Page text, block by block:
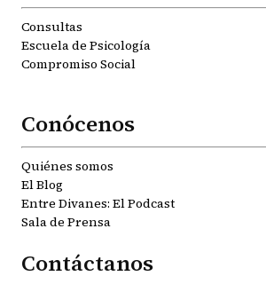
Consultas
Escuela de Psicología
Compromiso Social
Conócenos
Quiénes somos
El Blog
Entre Divanes: El Podcast
Sala de Prensa
Contáctanos